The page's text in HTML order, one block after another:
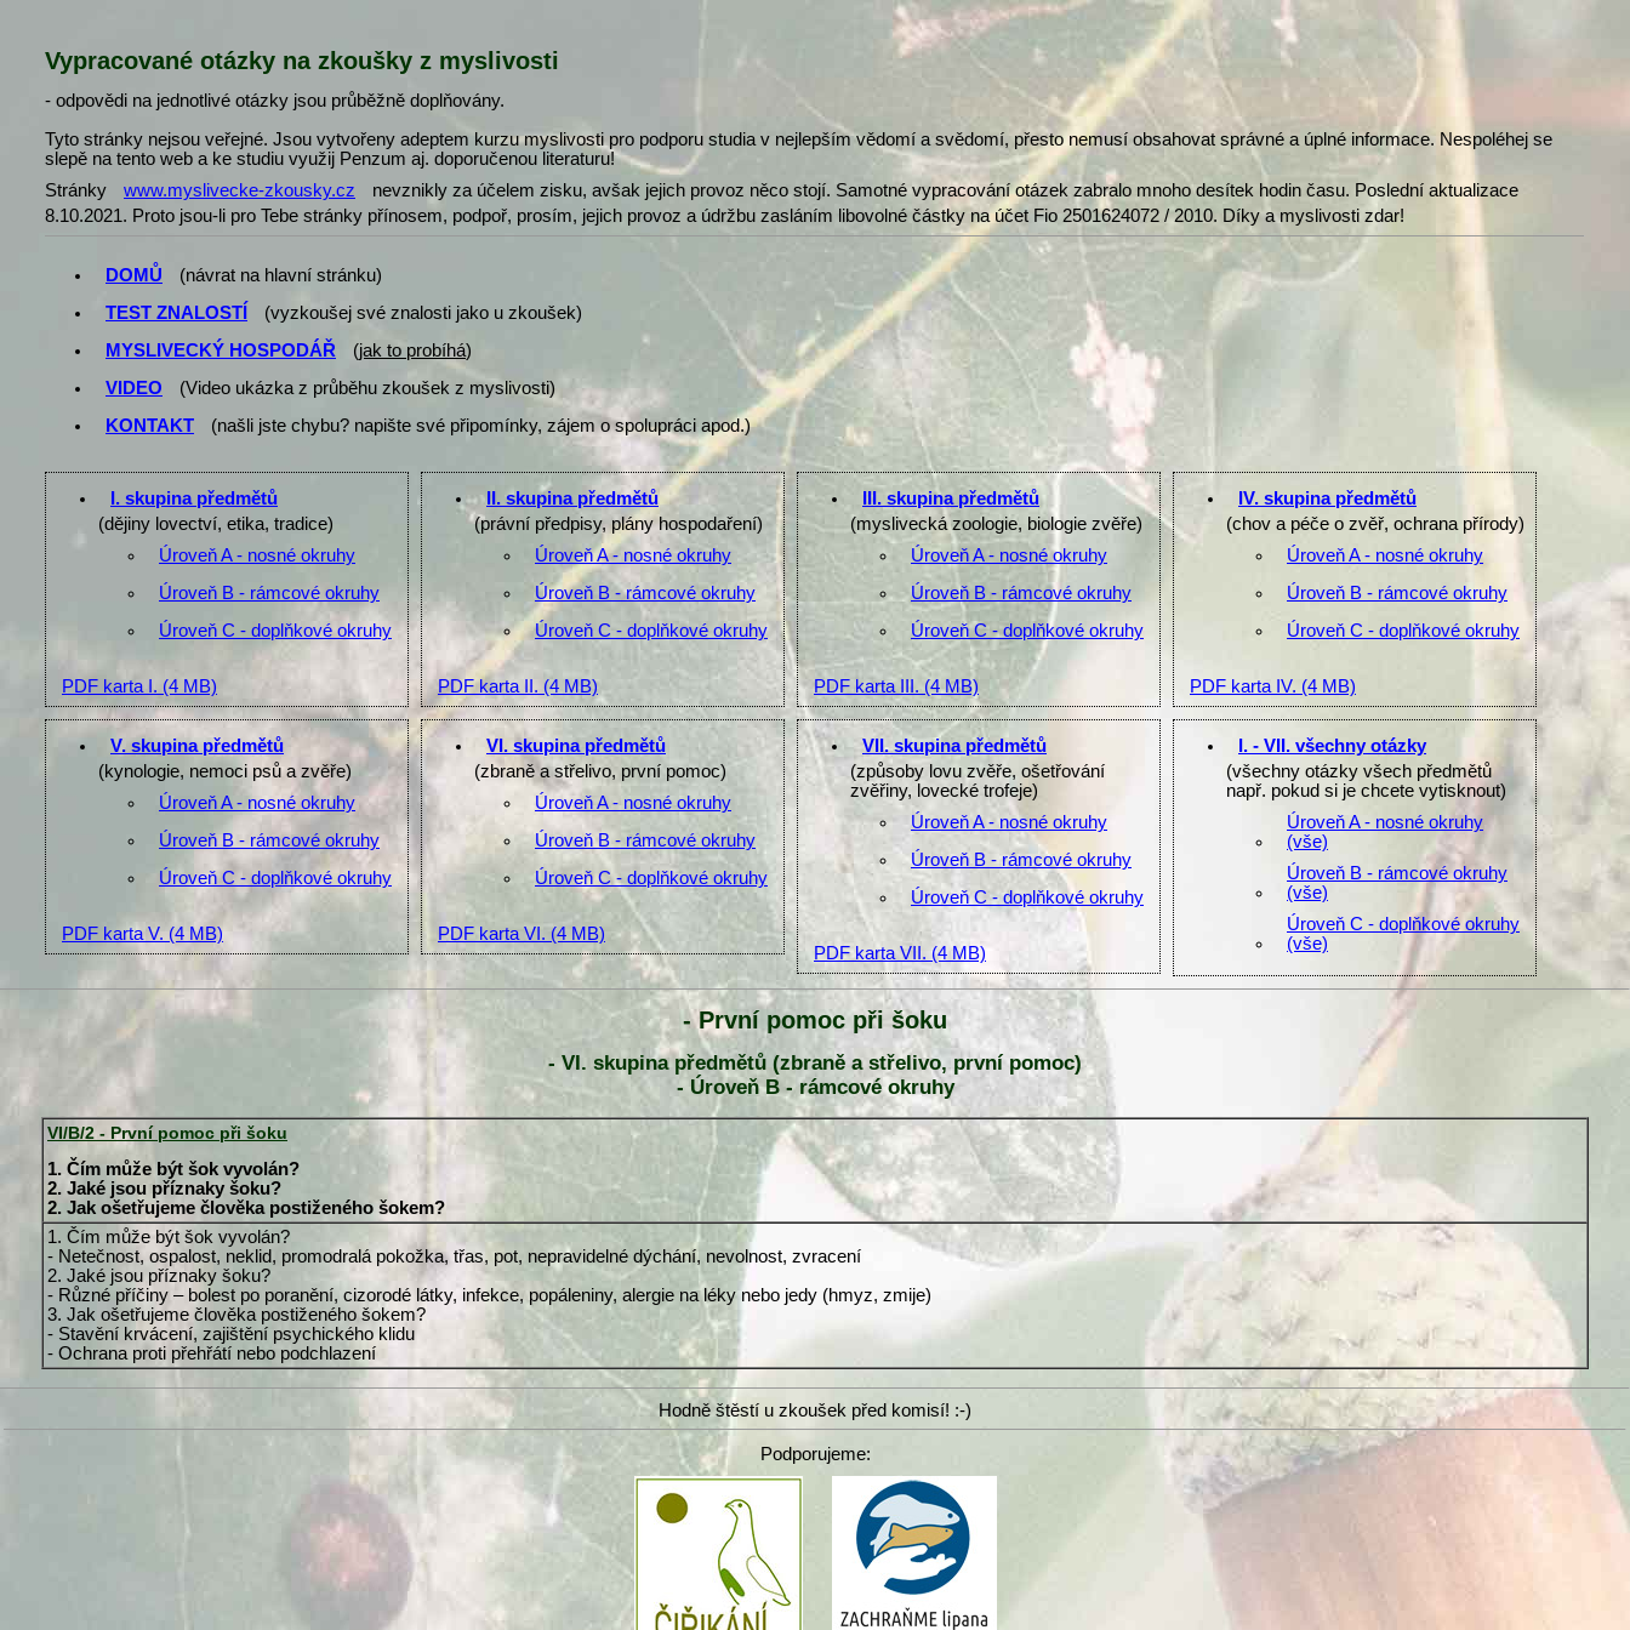
Vypracované otázky na zkoušky z myslivosti
- odpovědi na jednotlivé otázky jsou průběžně doplňovány.
Tyto stránky nejsou veřejné. Jsou vytvořeny adeptem kurzu myslivosti pro podporu studia v nejlepším vědomí a svědomí, přesto nemusí obsahovat správné a úplné informace. Nespoléhej se
slepě na tento web a ke studiu využij Penzum aj. doporučenou literaturu!
Stránky
www.myslivecke-zkousky.cz
nevznikly za účelem zisku, avšak jejich provoz něco stojí. Samotné vypracování otázek zabralo mnoho desítek hodin času. Poslední aktualizace
8.10.2021. Proto jsou-li pro Tebe stránky přínosem, podpoř, prosím, jejich provoz a údržbu zasláním libovolné částky na účet Fio 2501624072 / 2010. Díky a myslivosti zdar!
DOMŮ
(návrat na hlavní stránku)
TEST ZNALOSTÍ
(vyzkoušej své znalosti jako u zkoušek)
MYSLIVECKÝ HOSPODÁŘ
(jak to probíhá)
VIDEO
(Video ukázka z průběhu zkoušek z myslivosti)
KONTAKT
(našli jste chybu? napište své připomínky, zájem o spolupráci apod.)
I. skupina předmětů
(dějiny lovectví, etika, tradice)
Úroveň A - nosné okruhy
Úroveň B - rámcové okruhy
Úroveň C - doplňkové okruhy
PDF karta I. (4 MB)
II. skupina předmětů
(právní předpisy, plány hospodaření)
Úroveň A - nosné okruhy
Úroveň B - rámcové okruhy
Úroveň C - doplňkové okruhy
PDF karta II. (4 MB)
III. skupina předmětů
(myslivecká zoologie, biologie zvěře)
Úroveň A - nosné okruhy
Úroveň B - rámcové okruhy
Úroveň C - doplňkové okruhy
PDF karta III. (4 MB)
IV. skupina předmětů
(chov a péče o zvěř, ochrana přírody)
Úroveň A - nosné okruhy
Úroveň B - rámcové okruhy
Úroveň C - doplňkové okruhy
PDF karta IV. (4 MB)
V. skupina předmětů
(kynologie, nemoci psů a zvěře)
Úroveň A - nosné okruhy
Úroveň B - rámcové okruhy
Úroveň C - doplňkové okruhy
PDF karta V. (4 MB)
VI. skupina předmětů
(zbraně a střelivo, první pomoc)
Úroveň A - nosné okruhy
Úroveň B - rámcové okruhy
Úroveň C - doplňkové okruhy
PDF karta VI. (4 MB)
VII. skupina předmětů
(způsoby lovu zvěře, ošetřování
zvěřiny, lovecké trofeje)
Úroveň A - nosné okruhy
Úroveň B - rámcové okruhy
Úroveň C - doplňkové okruhy
PDF karta VII. (4 MB)
I. - VII. všechny otázky
(všechny otázky všech předmětů
např. pokud si je chcete vytisknout)
Úroveň A - nosné okruhy
(vše)
Úroveň B - rámcové okruhy
(vše)
Úroveň C - doplňkové okruhy
(vše)
- První pomoc při šoku
- VI. skupina předmětů (zbraně a střelivo, první pomoc)
- Úroveň B - rámcové okruhy
VI/B/2 - První pomoc při šoku
1. Čím může být šok vyvolán?
2. Jaké jsou příznaky šoku?
2. Jak ošetřujeme člověka postiženého šokem?
1. Čím může být šok vyvolán?
- Netečnost, ospalost, neklid, promodralá pokožka, třas, pot, nepravidelné dýchání, nevolnost, zvracení
2. Jaké jsou příznaky šoku?
- Různé příčiny – bolest po poranění, cizorodé látky, infekce, popáleniny, alergie na léky nebo jedy (hmyz, zmije)
3. Jak ošetřujeme člověka postiženého šokem?
- Stavění krvácení, zajištění psychického klidu
- Ochrana proti přehřátí nebo podchlazení
Hodně štěstí u zkoušek před komisí! :-)
Podporujeme: